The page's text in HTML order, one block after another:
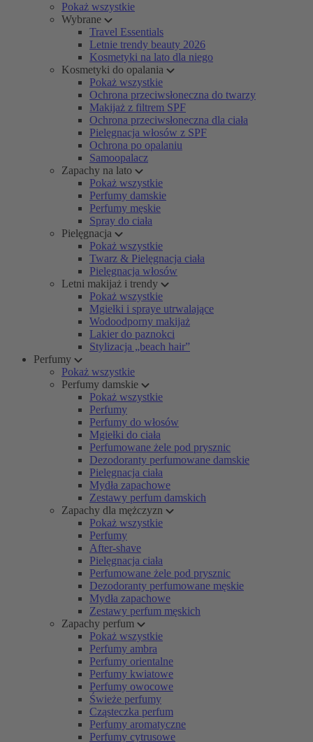
Pokaż wszystkie
Wybrane
Travel Essentials
Letnie trendy beauty 2026
Kosmetyki na lato dla niego
Kosmetyki do opalania
Pokaż wszystkie
Ochrona przeciwsłoneczna do twarzy
Makijaż z filtrem SPF
Ochrona przeciwsłoneczna dla ciała
Pielęgnacja włosów z SPF
Ochrona po opalaniu
Samoopalacz
Zapachy na lato
Pokaż wszystkie
Perfumy damskie
Perfumy męskie
Spray do ciała
Pielęgnacja
Pokaż wszystkie
Twarz & Pielęgnacja ciała
Pielęgnacja włosów
Letni makijaż i trendy
Pokaż wszystkie
Mgiełki i spraye utrwalające
Wodoodporny makijaż
Lakier do paznokci
Stylizacja „beach hair”
Perfumy
Pokaż wszystkie
Perfumy damskie
Pokaż wszystkie
Perfumy
Perfumy do włosów
Mgiełki do ciała
Perfumowane żele pod prysznic
Dezodoranty perfumowane damskie
Pielęgnacja ciała
Mydła zapachowe
Zestawy perfum damskich
Zapachy dla mężczyzn
Pokaż wszystkie
Perfumy
After-shave
Pielęgnacja ciała
Perfumowane żele pod prysznic
Dezodoranty perfumowane męskie
Mydła zapachowe
Zestawy perfum męskich
Zapachy perfum
Pokaż wszystkie
Perfumy ambra
Perfumy orientalne
Perfumy kwiatowe
Perfumy owocowe
Świeże perfumy
Cząsteczka perfum
Perfumy aromatyczne
Perfumy cytrusowe